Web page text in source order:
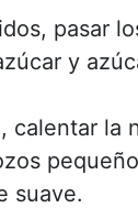
pasar
y
calentar la
suave.